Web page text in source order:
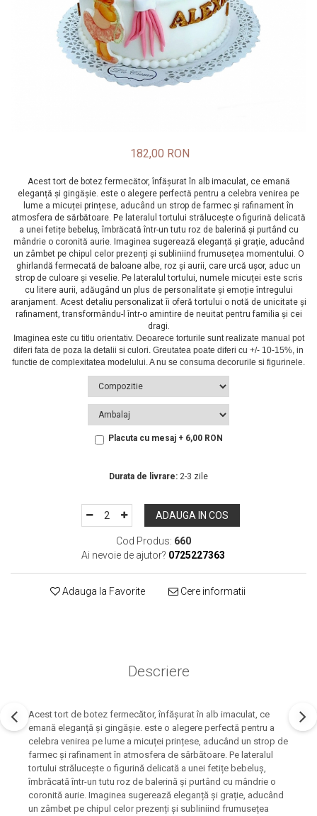
182,00 RON
Acest tort de botez fermecător, înfășurat în alb imaculat, ce emană
eleganță și gingășie. este o alegere perfectă pentru a celebra venirea pe
lume a micuței prințese, aducând un strop de farmec și rafinament în
atmosfera de sărbătoare. Pe lateralul tortului strălucește o figurină delicată
a unei fetițe bebeluș, îmbrăcată într-un tutu roz de balerină și purtând cu
mândrie o coronită aurie. Imaginea sugerează eleganță și grație, aducând
un zâmbet pe chipul celor prezenți și subliniind frumusețea momentului. O
ghirlandă fermecată de baloane albe, roz și aurii, care urcă ușor, aduc un
strop de culoare și veselie. Pe lateralul tortului, numele micuței este scris
cu litere aurii, adăugând un plus de personalitate și emoție întregului
aranjament. Acest detaliu personalizat îi oferă tortului o notă de unicitate și
rafinament, transformându-l într-o amintire de neuitat pentru familia și cei
dragi.
Placuta cu mesaj + 6,00 RON
Durata de livrare: 2-3 zile
ADAUGA IN COS
Cod Produs: 660
Ai nevoie de ajutor? 0725227363
Adauga la Favorite Cere informatii
Descriere
Acest tort de botez fermecător, înfășurat în alb imaculat, ce
emană eleganță și gingășie. este o alegere perfectă pentru a
celebra venirea pe lume a micuței prințese, aducând un strop de
farmec și rafinament în atmosfera de sărbătoare. Pe lateralul
tortului strălucește o figurină delicată a unei fetițe bebeluș,
îmbrăcată într-un tutu roz de balerină și purtând cu mândrie o
coronită aurie. Imaginea sugerează eleganță și grație, aducând
un zâmbet pe chipul celor prezenți și subliniind frumusețea